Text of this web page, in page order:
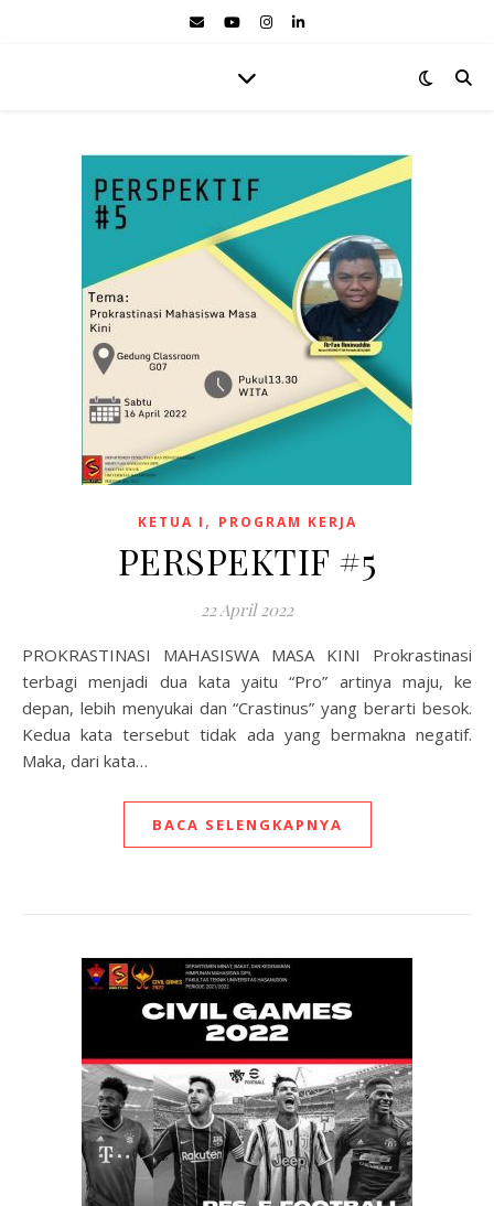
KETUA I , PROGRAM KERJA
PERSPEKTIF #5
22 April 2022
PROKRASTINASI MAHASISWA MASA KINI Prokrastinasi
terbagi menjadi dua kata yaitu “Pro” artinya maju, ke
depan, lebih menyukai dan “Crastinus” yang berarti besok.
Kedua kata tersebut tidak ada yang bermakna negatif.
Maka, dari kata…
BACA SELENGKAPNYA